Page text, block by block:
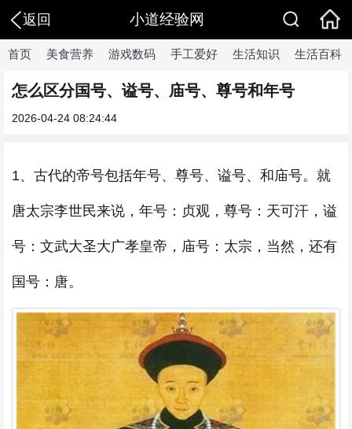
返回 小道经验网
首页 美食营养 游戏数码 手工爱好 生活知识 生活百科
怎么区分国号、谥号、庙号、尊号和年号
2026-04-24 08:24:44
1、古代的帝号包括年号、尊号、谥号、和庙号。就
唐太宗李世民来说，年号：贞观，尊号：天可汗，谥
号：文武大圣大广孝皇帝，庙号：太宗，当然，还有
国号：唐。